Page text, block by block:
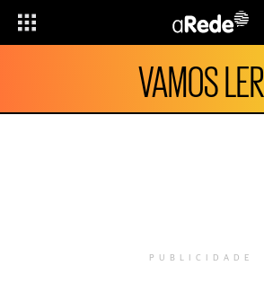
VAMOS LER
PUBLICIDADE